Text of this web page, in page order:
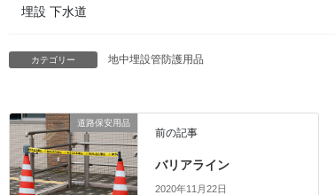
埋設 下水道
カテゴリー 地中埋設管防護用品
道路保安用品
前の記事
バリアライン
2020年11月22日